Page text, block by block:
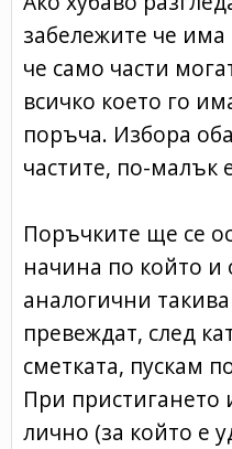
забележите че
че само части
всичко което го
поръча. Избора
частите, по-малък
Поръчките ще се
начина по който и
аналогични
превеждат, след
сметката, пускам
При пристигането
лично (за който е